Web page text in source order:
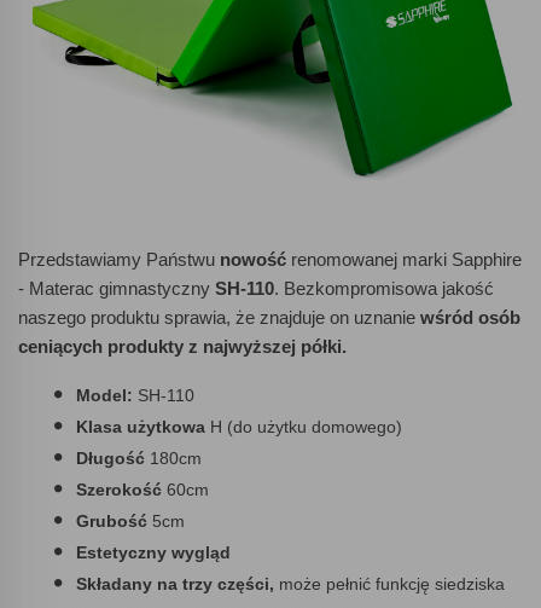
Przedstawiamy Państwu nowość renomowanej marki Sapphire
- Materac gimnastyczny SH-110. Bezkompromisowa jakość
naszego produktu sprawia, że znajduje on uznanie wśród osób
ceniących produkty z najwyższej półki.
Model: SH-110
Klasa użytkowa H (do użytku domowego)
Długość 180cm
Szerokość 60cm
Grubość 5cm
Estetyczny wygląd
Składany na trzy części, może pełnić funkcję siedziska